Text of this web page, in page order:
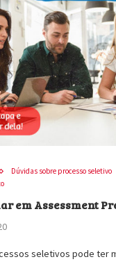
Dúvidas sobre processo seletivo
em Assessment
seletivos pode ter